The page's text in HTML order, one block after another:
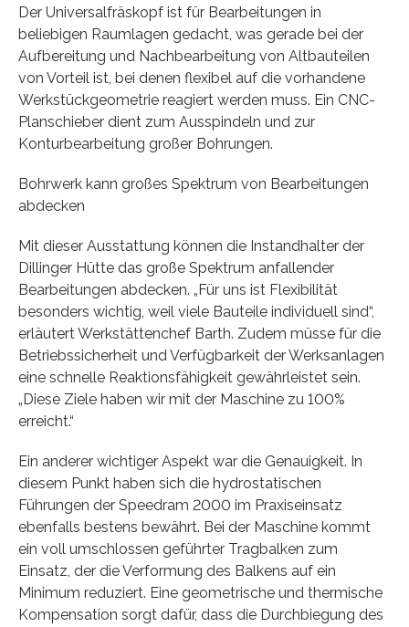
Der Universalfräskopf ist für Bearbeitungen in
beliebigen Raumlagen gedacht, was gerade bei der
Aufbereitung und Nachbearbeitung von Altbauteilen
von Vorteil ist, bei denen flexibel auf die vorhandene
Werkstückgeometrie reagiert werden muss. Ein CNC-
Planschieber dient zum Ausspindeln und zur
Konturbearbeitung großer Bohrungen.
Bohrwerk kann großes Spektrum von Bearbeitungen
abdecken
Mit dieser Ausstattung können die Instandhalter der
Dillinger Hütte das große Spektrum anfallender
Bearbeitungen abdecken. „Für uns ist Flexibilität
besonders wichtig, weil viele Bauteile individuell sind“,
erläutert Werkstättenchef Barth. Zudem müsse für die
Betriebssicherheit und Verfügbarkeit der Werksanlagen
eine schnelle Reaktionsfähigkeit gewährleistet sein.
„Diese Ziele haben wir mit der Maschine zu 100%
erreicht.“
Ein anderer wichtiger Aspekt war die Genauigkeit. In
diesem Punkt haben sich die hydrostatischen
Führungen der Speedram 2000 im Praxiseinsatz
ebenfalls bestens bewährt. Bei der Maschine kommt
ein voll umschlossen geführter Tragbalken zum
Einsatz, der die Verformung des Balkens auf ein
Minimum reduziert. Eine geometrische und thermische
Kompensation sorgt dafür, dass die Durchbiegung des